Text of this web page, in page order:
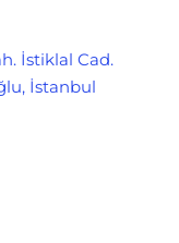
İstiklal Cad.
İstanbul